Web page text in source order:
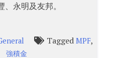
永明及友邦。
TaggedMPF,
強積金